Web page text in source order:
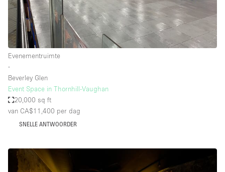
Evenementruimte
∙
Beverley Glen
Event Space in Thornhill-Vaughan
20,000 sq ft
van CA$11,400 per dag
SNELLE ANTWOORDER